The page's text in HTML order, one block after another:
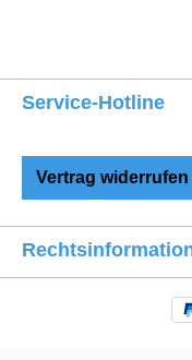
Service-Hotline
Vertrag widerrufen